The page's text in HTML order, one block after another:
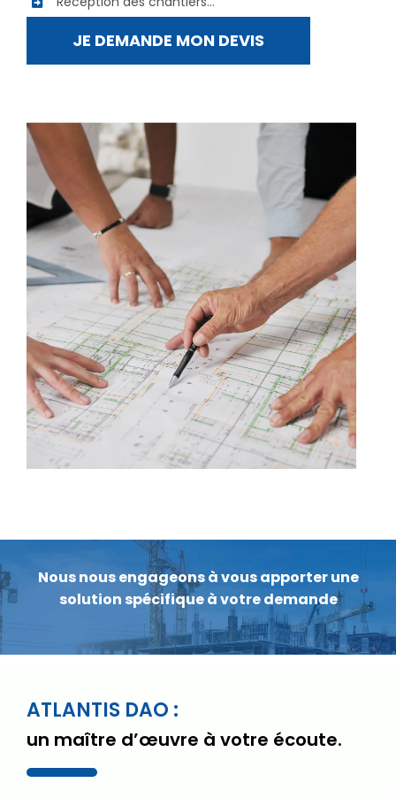
JE DEMANDE MON DEVIS
Nous nous engageons à vous apporter une
solution spécifique à votre demande
ATLANTIS DAO :
un maître d’œuvre à votre écoute.